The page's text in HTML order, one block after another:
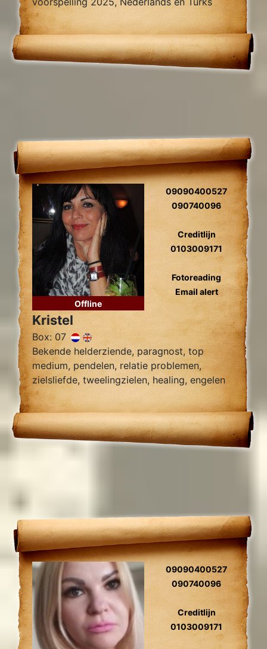
sprekend.
Offline
09090400527
090740096
Creditlijn
0103009171
Fotoreading
Email alert
Kristel
Box: 07
Bekende helderziende, paragnost, top
medium, pendelen, relatie problemen,
zielsliefde, tweelingzielen, healing, engelen
contact.
09090400527
090740096
Creditlijn
0103009171